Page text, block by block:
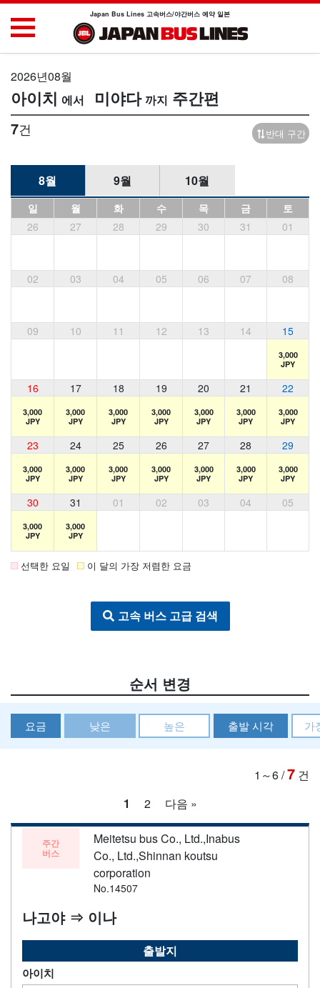
Japan Bus Lines 고속버스/야간버스 예약 일본
2026년08월
아이치 미야다 주간편
7건 반대 구간
8월 9월 10월
일 월 화 수 목 금
토
26
27 28 29 30 31 01
02 03 04 05 06 07 08
09 10 11 12 13 14 15
3,000
JPY
16 17 18 19 20 21 22
3,000
JPY
3,000
JPY
3,000
JPY
3,000
JPY
3,000
JPY
3,000
JPY
3,000
JPY
23 24 25 26 27 28 29
3,000
JPY
3,000
JPY
3,000
JPY
3,000
JPY
3,000
JPY
3,000
JPY
3,000
JPY
30 31 01 02 03 04 05
3,000
JPY
3,000
JPY
선택한 요일 이 달의 가장 저렴한 요금
고속 버스 고급 검색
순서 변경
요금 낮은 높은 출발 시각 가
1～6/7 건
1
2 다음 »
주간
버스
Meitetsu bus Co., Ltd.,Inabus
Co., Ltd.,Shinnan koutsu
corporation
No.14507
나고야 ⇒ 이나
출발지
아이치